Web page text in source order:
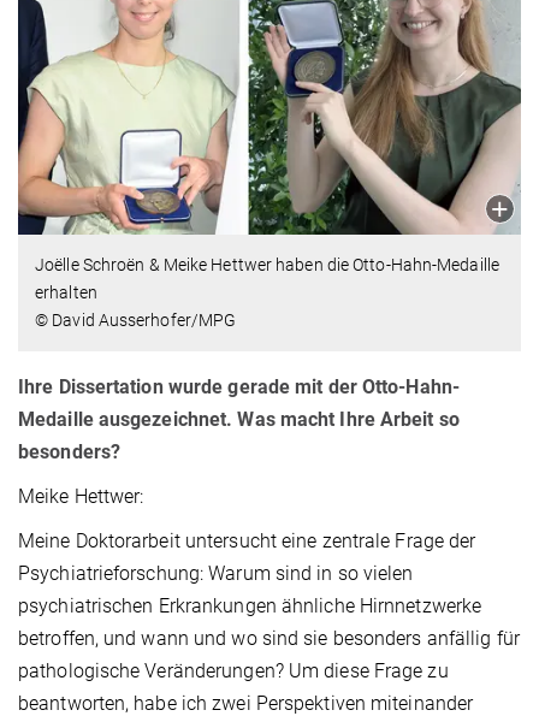
Joëlle Schroën & Meike Hettwer haben die Otto-Hahn-Medaille
erhalten
© David Ausserhofer/MPG
Ihre Dissertation wurde gerade mit der Otto-Hahn-
Medaille ausgezeichnet. Was macht Ihre Arbeit so
besonders?
Meike Hettwer:
Meine Doktorarbeit untersucht eine zentrale Frage der
Psychiatrieforschung: Warum sind in so vielen
psychiatrischen Erkrankungen ähnliche Hirnnetzwerke
betroffen, und wann und wo sind sie besonders anfällig für
pathologische Veränderungen? Um diese Frage zu
beantworten, habe ich zwei Perspektiven miteinander